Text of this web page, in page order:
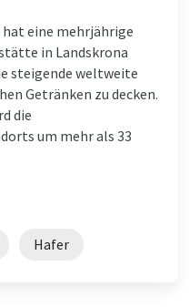
hat eine mehrjährige
in Landskrona
steigende weltweite
Getränken zu decken.
die
um mehr als 33
Hafer